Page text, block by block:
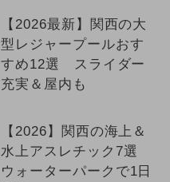
【2026最新】関西の大
型レジャープールおす
すめ12選 スライダー
充実＆屋内も
【2026】関西の海上＆
水上アスレチック7選
ウォーターパークで1日